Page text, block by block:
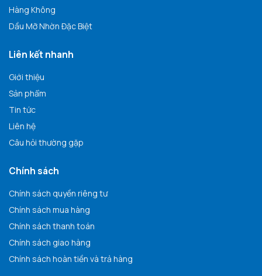
Hàng Không
Dầu Mỡ Nhờn Đặc Biệt
Liên kết nhanh
Giới thiệu
Sản phẩm
Tin tức
Liên hệ
Câu hỏi thường gặp
Chính sách
Chính sách quyền riêng tư
Chính sách mua hàng
Chính sách thanh toán
Chính sách giao hàng
Chính sách hoàn tiền và trả hàng